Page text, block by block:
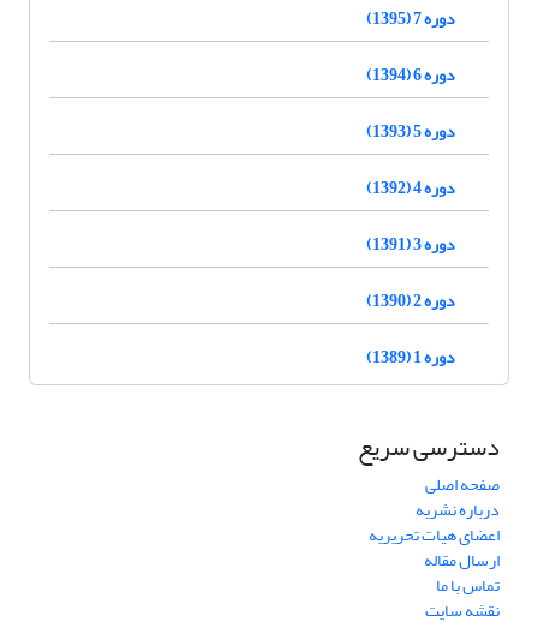
دوره 7 (1395)
دوره 6 (1394)
دوره 5 (1393)
دوره 4 (1392)
دوره 3 (1391)
دوره 2 (1390)
دوره 1 (1389)
دسترسی سریع
صفحه اصلی
درباره نشریه
اعضای هیات تحریریه
ارسال مقاله
تماس با ما
نقشه سایت